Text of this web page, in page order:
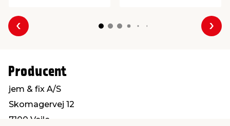
Forrige
Producent
jem & fix A/S
Skomagervej 12
7100 Vejle